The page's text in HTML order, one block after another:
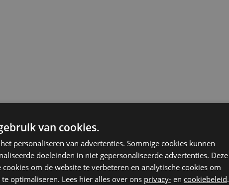
van cookies.
personaliseren van advertenties. Sommige cookies kunnen
doeleinden in niet gepersonaliseerde advertenties. Deze
om de website te verbeteren en analytische cookies om
optimaliseren. Lees hier alles over ons privacy- en cookiebeleid.